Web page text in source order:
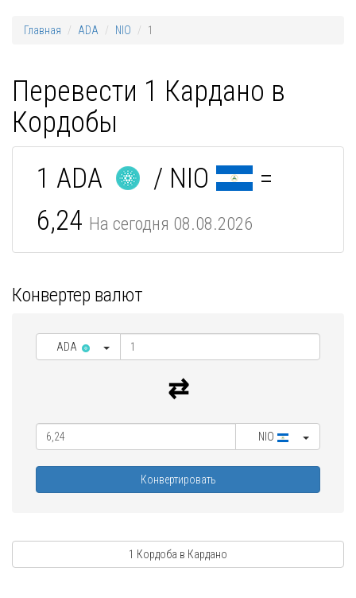
Главная ADA NIO 1
Перевести 1 Кардано в
Кордобы
1 ADA / NIO
=
6,24 На сегодня 08.08.2026
Конвертер валют
ADA
NIO
Конвертировать
1 Кордоба в Кардано